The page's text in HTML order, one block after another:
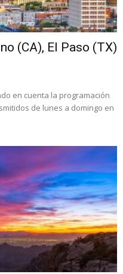
(CA), El Paso (TX)
en cuenta la programación
de lunes a domingo en